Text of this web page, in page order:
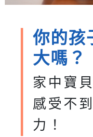
你的孩
大嗎？
家中寶
感受不
力！